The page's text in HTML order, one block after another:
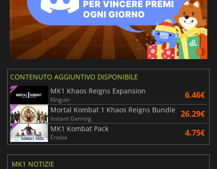
CONTENUTO AGGIUNTIVO DISPONIBILE
MK1 Khaos Reigns Expansion
Kinguin 6.46€
Mortal Kombat 1 Khaos Reigns Bundle
Instant Gaming 26.29€
MK1 Kombat Pack
Eneba 4.75€
MK1 NOTIZIE